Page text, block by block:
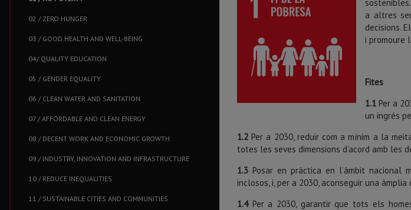
02 / ZERO HUNGER
03 / GOOD HEALTH AND WELL-BEING
04/ QUALITY EDUCATION
05 / GENDER EQUALITY
06 / CLEAN WATER AND SANITATION
07 / AFFORDABLE AND CLEAN ENERGY
08 / DECENT WORK AND ECONOMIC GROWTH
09 / INDUSTRY, INNOVATION AND INFRASTRUCTURE
10 / REDUCE INEQUALITIES
11 / SUSTAINABLE CITIES AND COMMUNITIES
a altres
decisions.
i promoure
Fites
1.1Per a
un ingrés
1.2 Per a 2030, reduir com a mínim a la
totes les seves dimensions d’acord amb les
1.3 Posar en pràctica en l’àmbit nacional
inclosos, i, per a 2030, aconseguir una
1.4Per a 2030, garantir que tots els